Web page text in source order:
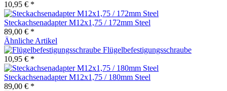
10,95 € *
Steckachsenadapter M12x1,75 / 172mm Steel
89,00 € *
Ähnliche Artikel
Flügelbefestigungsschraube
10,95 € *
Steckachsenadapter M12x1,75 / 180mm Steel
89,00 € *